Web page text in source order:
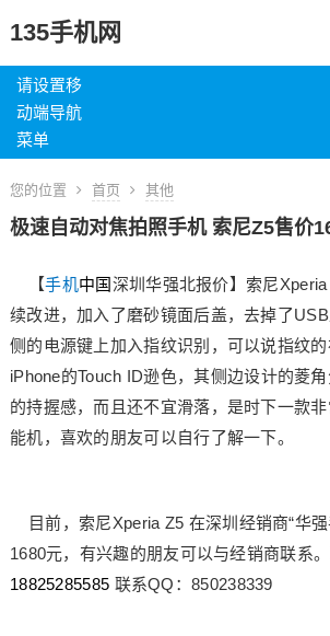
135手机网
请设置移
动端导航
菜单
您的位置 首页 其他
极速自动对焦拍照手机 索尼Z5售价
【手机中国深圳华强北报价】索尼
续改进，加入了磨砂镜面后盖，去掉了
侧的电源键上加入指纹识别，可以说指纹
iPhone的Touch ID逊色，其侧边设计的菱
的持握感，而且还不宜滑落，是时下一款
能机，喜欢的朋友可以自行了解一下。
目前，索尼Xperia Z5 在深圳经销商“华强
1680元， 有兴趣的朋友可以与经销商联系。
18825285585 联系QQ：850238339